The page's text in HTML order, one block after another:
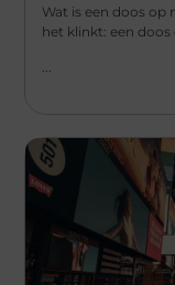
Wat is een doos op
het klinkt: een doos
...